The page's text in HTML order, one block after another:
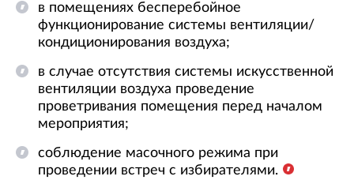
в помещениях бесперебойное
функционирование системы вентиляции/
кондиционирования воздуха;
в случае отсутствия системы искусственной
вентиляции воздуха проведение
проветривания помещения перед началом
мероприятия;
соблюдение масочного режима при
проведении встреч с избирателями.